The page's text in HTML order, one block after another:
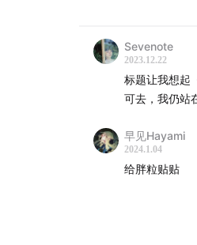
中的观察到的多元
❑ 延伸阅读
2023年就要过去
Sevenote
2023.12.22
标题让我想起
可去，我仍站
早见Hayami
2024.1.04
给胖粒贴贴